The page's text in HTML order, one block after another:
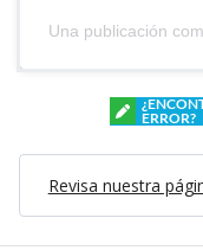
Una publicación
ERROR?
Revisa nuestra